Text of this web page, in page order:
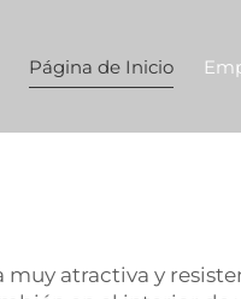
Página de Inicio
muy atractiva y